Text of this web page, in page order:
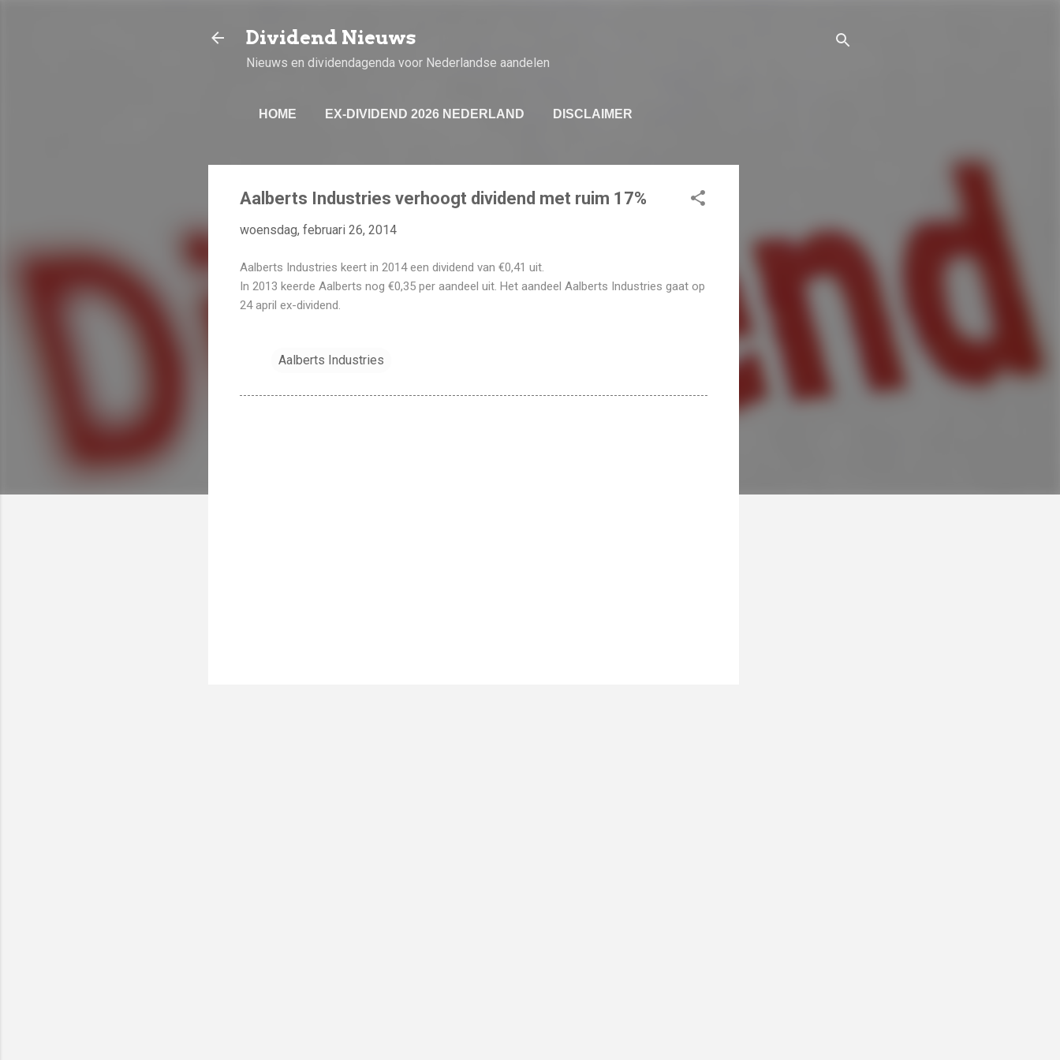
Dividend Nieuws
Nieuws en dividendagenda voor Nederlandse aandelen
HOME EX-DIVIDEND 2026 NEDERLAND DISCLAIMER
Aalberts Industries verhoogt dividend met ruim 17%
woensdag, februari 26, 2014
Aalberts Industries keert in 2014 een dividend van €0,41 uit.
In 2013 keerde Aalberts nog €0,35 per aandeel uit. Het aandeel Aalberts Industries gaat op
24 april ex-dividend.
Aalberts Industries